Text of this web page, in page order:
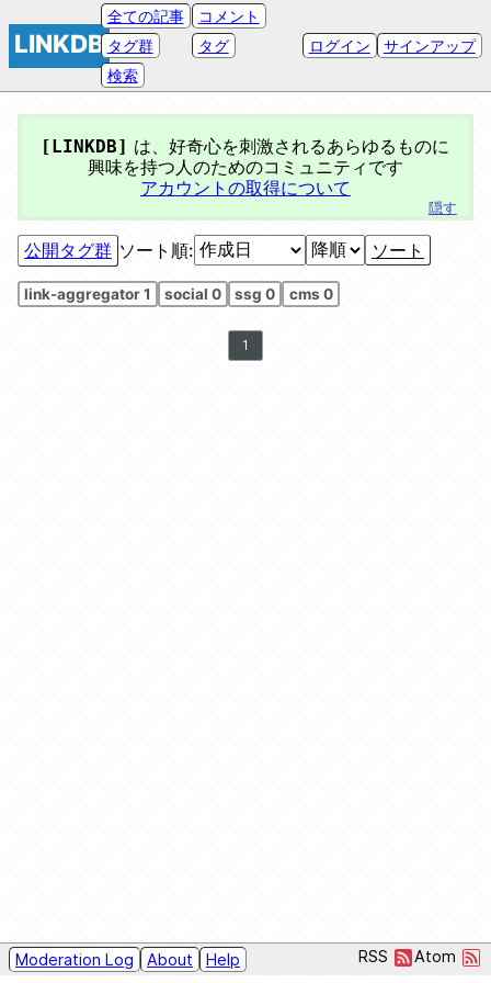
LINKDB
全ての記事
コメント
タグ群
タグ
検索
ログイン サインアップ
[LINKDB] は、好奇心を刺激されるあらゆるものに
興味を持つ人のためのコミュニティです
アカウントの取得について
公開タグ群 ソート順:
link-aggregator 1 social 0 ssg 0 cms 0
page
1
Moderation Log About Help RSS Atom